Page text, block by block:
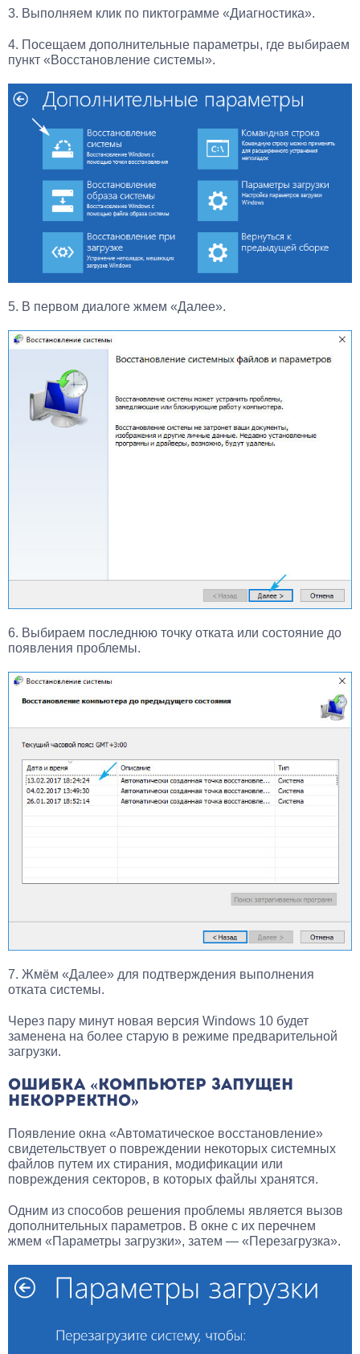
3. Выполняем клик по пиктограмме «Диагностика».
4. Посещаем дополнительные параметры, где выбираем
пункт «Восстановление системы».
5. В первом диалоге жмем «Далее».
6. Выбираем последнюю точку отката или состояние до
появления проблемы.
7. Жмём «Далее» для подтверждения выполнения
отката системы.
Через пару минут новая версия Windows 10 будет
заменена на более старую в режиме предварительной
загрузки.
ОШИБКА «КОМПЬЮТЕР ЗАПУЩЕН
НЕКОРРЕКТНО»
Появление окна «Автоматическое восстановление»
свидетельствует о повреждении некоторых системных
файлов путем их стирания, модификации или
повреждения секторов, в которых файлы хранятся.
Одним из способов решения проблемы является вызов
дополнительных параметров. В окне с их перечнем
жмем «Параметры загрузки», затем — «Перезагрузка».